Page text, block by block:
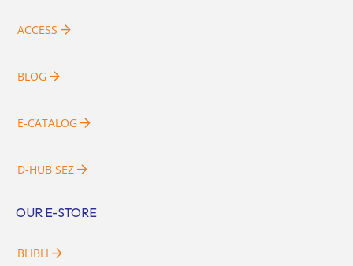
ACCESS
BLOG
E-CATALOG
D-HUB SEZ
OUR E-STORE
BLIBLI